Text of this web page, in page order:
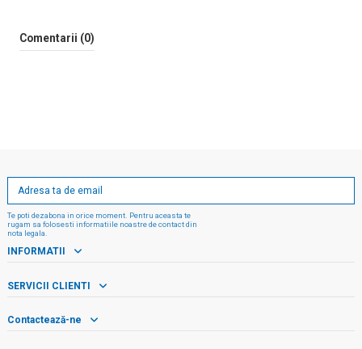
Comentarii (0)
Te poti dezabona in orice moment. Pentru aceasta te
rugam sa folosesti informatiile noastre de contact din
nota legala.
INFORMATII
SERVICII CLIENTI
Contactează-ne